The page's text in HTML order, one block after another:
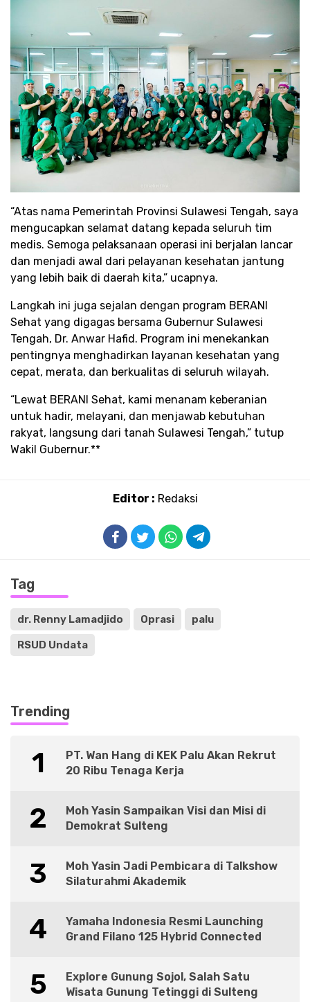
“Atas nama Pemerintah Provinsi Sulawesi Tengah, saya
mengucapkan selamat datang kepada seluruh tim
medis. Semoga pelaksanaan operasi ini berjalan lancar
dan menjadi awal dari pelayanan kesehatan jantung
yang lebih baik di daerah kita,” ucapnya.
Langkah ini juga sejalan dengan program BERANI
Sehat yang digagas bersama Gubernur Sulawesi
Tengah, Dr. Anwar Hafid. Program ini menekankan
pentingnya menghadirkan layanan kesehatan yang
cepat, merata, dan berkualitas di seluruh wilayah.
“Lewat BERANI Sehat, kami menanam keberanian
untuk hadir, melayani, dan menjawab kebutuhan
rakyat, langsung dari tanah Sulawesi Tengah,” tutup
Wakil Gubernur.**
Editor : Redaksi
Tag
dr. Renny Lamadjido Oprasi palu
RSUD Undata
Trending
1
PT. Wan Hang di KEK Palu Akan Rekrut
20 Ribu Tenaga Kerja
2
Moh Yasin Sampaikan Visi dan Misi di
Demokrat Sulteng
3
Moh Yasin Jadi Pembicara di Talkshow
Silaturahmi Akademik
4
Yamaha Indonesia Resmi Launching
Grand Filano 125 Hybrid Connected
5
Explore Gunung Sojol, Salah Satu
Wisata Gunung Tetinggi di Sulteng